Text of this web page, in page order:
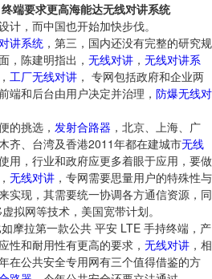
端要求更高海能达无线对讲系统
计，而中国也开始加快步伐。
讲系统 ，第三，国内还没有完整的研究规
，陈建明指出， 无线对讲 ， 无线对讲系
工厂无线对讲 ， 专网包括政府和企业两
端和后台由用户决定并治理， 防爆无线对
的挑选， 发射合路器 ，北京、上海、广
齐、台湾及香港2011年都在建城市无线
用，行业和政府应更多着眼于应用，要做
， 无线对讲 ，专网需要思量用户的特殊性与
实现，其需要统一协调各方通信资源，同
拟网等技术，美国宽带计划。
摩拉第一款公共 平安 LTE 手持终端，产
性和耐用性有更高的要求， 无线对讲 ，相
在公共安全专用网有三个值得借鉴的方